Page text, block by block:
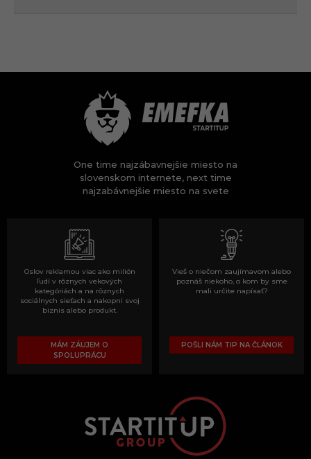
One time najzábavnejšie miesto na
slovenskom internete, next time
najzabávnejšie miesto na svete
Oslov reklamou viac ako milión
ľudí v rôznych vekových
kategóriách a na rôznych
sociálnych sieťach a nakopni svoj
biznis alebo produkt.
MÁM ZÁUJEM O
SPOLUPRÁCU
Vieš o niečom zaujímavom alebo
poznáš niekoho, o kom by sme
mali určite napísať?
POŠLI NÁM TIP NA ČLÁNOK